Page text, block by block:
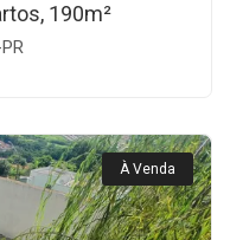
190m²
À Venda